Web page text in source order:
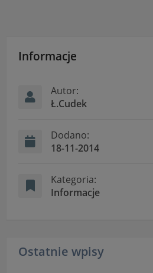
Informacje
Autor:
Ł.Cudek
Dodano:
18-11-2014
Kategoria:
Informacje
Ostatnie wpisy